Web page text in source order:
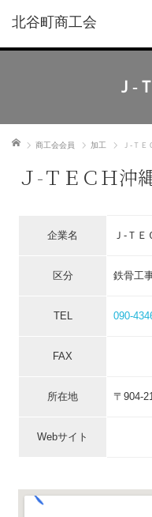
北谷町商工会
Ｊ-
ホーム 商工会会員 加工 Ｊ-ＴＥ
Ｊ-ＴＥＣＨ沖
企業名 Ｊ-ＴＥ
区分 鉄骨工
TEL 090-
FAX
所在地 〒904-
Webサイト